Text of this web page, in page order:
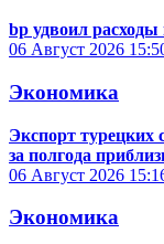
bp удвоил
06 Август 2026
Экономика
Экспорт турецких
за полгода
06 Август 2026
Экономика